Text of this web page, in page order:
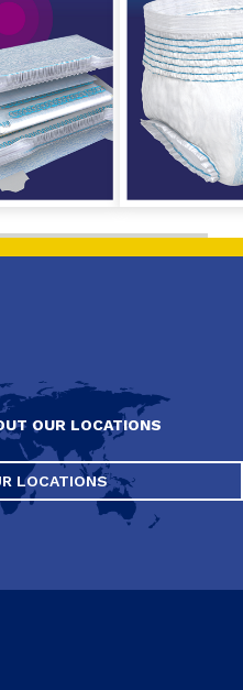
OUR LOCATIONS
LOCATIONS